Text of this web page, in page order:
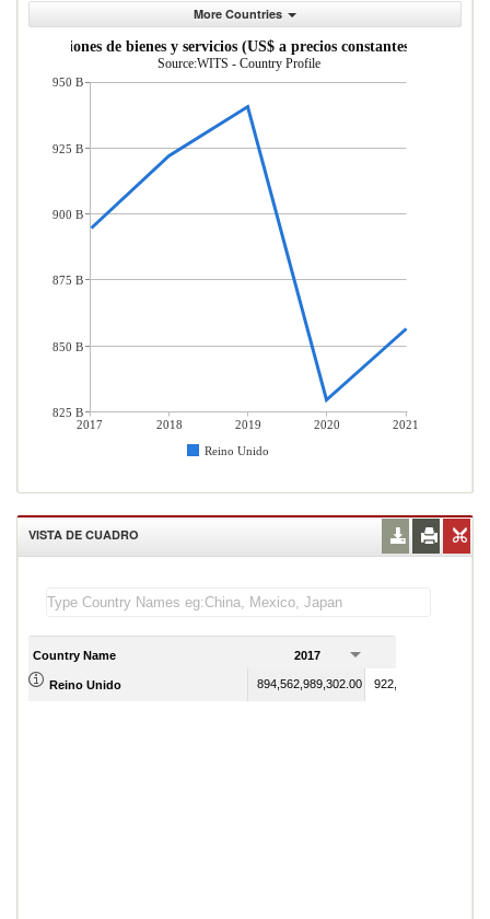
More Countries
Exportaciones de bienes y servicios (US$ a precios constantes de 2010)
Source:WITS - Country Profile
2017 2018 2019 2020
2021
Reino Unido
950 B
925 B
900 B
875 B
850 B
825 B
VISTA DE CUADRO
Country Name 2017
Reino Unido 894,562,989,302.00 922,110,530,161.00